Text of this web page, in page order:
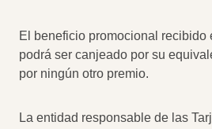
El beneficio promocional recibido
podrá ser canjeado por su
por ningún otro premio.
La entidad responsable de las